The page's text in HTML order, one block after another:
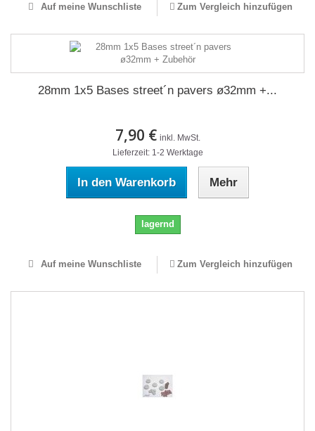
Auf meine Wunschliste Zum Vergleich hinzufügen
28mm 1x5 Bases street´n pavers ø32mm +...
7,90 € inkl. MwSt.
Lieferzeit: 1-2 Werktage
In den Warenkorb Mehr
lagernd
Auf meine Wunschliste Zum Vergleich hinzufügen